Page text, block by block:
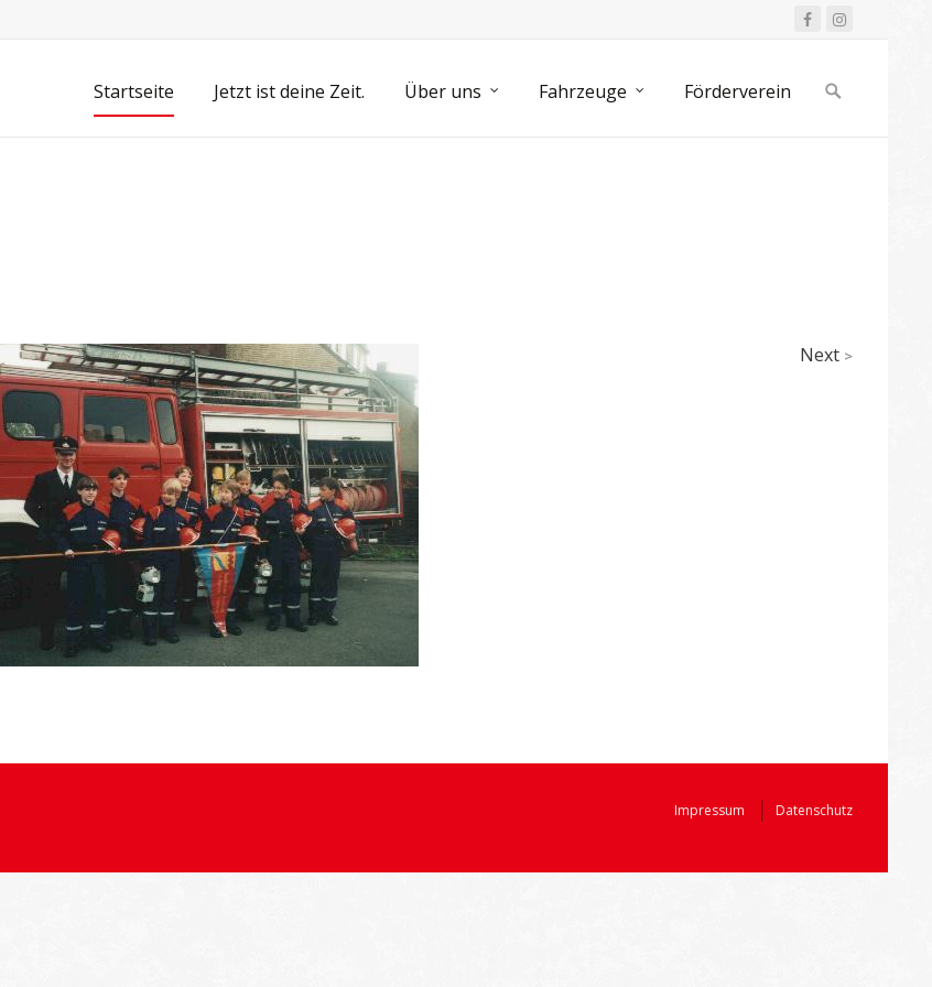
content
Startseite Jetzt ist deine Zeit. Über uns Fahrzeuge Förderverein
Search
Next >
Impressum Datenschutz